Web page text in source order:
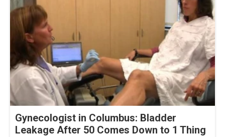
Gynecologist in Columbus: Bladder
Leakage After 50 Comes Down to 1 Thing